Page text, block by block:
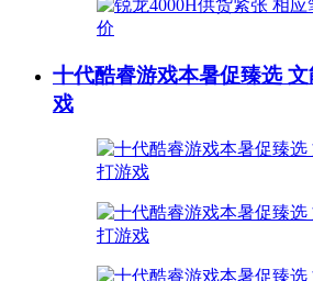
十代酷睿游戏本暑促臻选
戏